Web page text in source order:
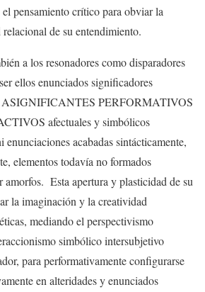
pensamiento crítico para obviar la
de su entendimiento.
a los resonadores como disparadores
ellos enunciados significadores
ASIGNIFICANTES PERFORMATIVOS
afectuales y simbólicos
enunciaciones acabadas sintácticamente,
elementos todavía no formados
amorfos. Esta apertura y plasticidad de su
la imaginación y la creatividad
mediando el perspectivismo
simbólico intersubjetivo
para performativamente configurarse
en alteridades y enunciados